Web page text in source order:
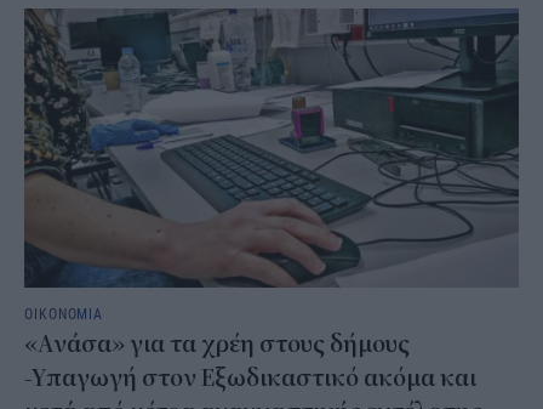
ΟΙΚΟΝΟΜΙΑ
«Ανάσα» για τα χρέη στους δήμους
-Υπαγωγή στον Εξωδικαστικό ακόμα και